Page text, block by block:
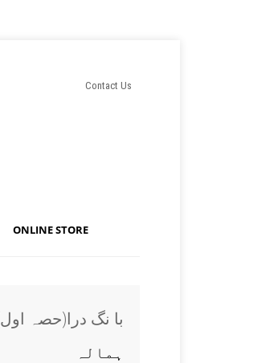
Contact Us
ONLINE STORE
(با نگ درا(حصہ اول
ہمالہ